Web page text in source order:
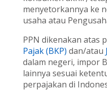
menyetorkannya ke
usaha atau
PPN dikenakan atas
Pajak (BKP) dan/atau
dalam negeri, impor
lainnya sesuai
perpajakan di